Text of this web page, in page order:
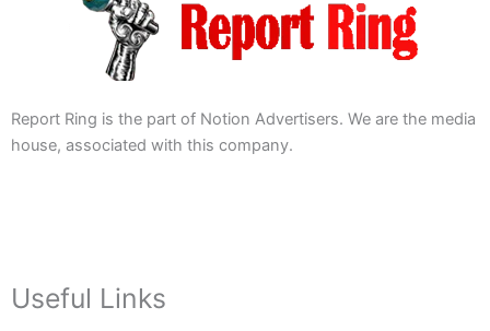
Report Ring is the part of Notion Advertisers. We are the media
house, associated with this company.
Useful Links